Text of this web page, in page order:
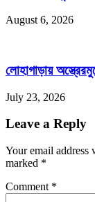
August 6, 2026
লোহাগাড়ায়
July 23, 2026
Leave a Reply
Your email address
marked *
Comment *